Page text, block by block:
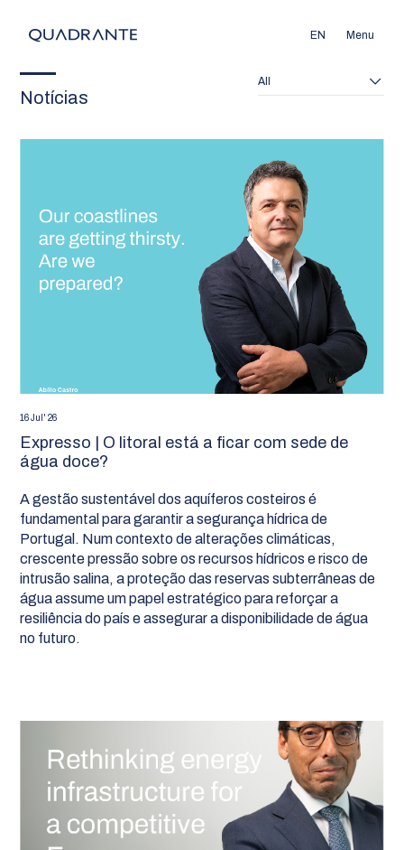
EN Menu
Notícias
All
16 Jul' 26
Expresso | O litoral está a ficar com sede de
água doce?
A gestão sustentável dos aquíferos costeiros é
fundamental para garantir a segurança hídrica de
Portugal. Num contexto de alterações climáticas,
crescente pressão sobre os recursos hídricos e risco de
intrusão salina, a proteção das reservas subterrâneas de
água assume um papel estratégico para reforçar a
resiliência do país e assegurar a disponibilidade de água
no futuro.